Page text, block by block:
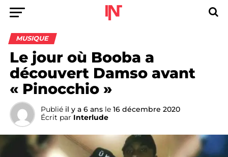
MUSIQUE
Le jour où Booba a
découvert Damso avant
« Pinocchio »
Publié il y a 6 ans le 16 décembre 2020
Écrit par Interlude